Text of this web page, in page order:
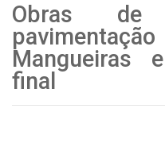
Obras de
Mangueiras
final